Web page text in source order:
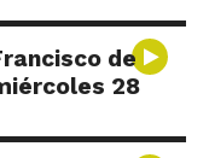
de
28